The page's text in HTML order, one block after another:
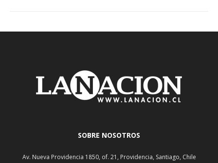
SOBRE NOSOTROS
Av. Nueva Providencia 1850, of. 21, Providencia, Santiago, Chile